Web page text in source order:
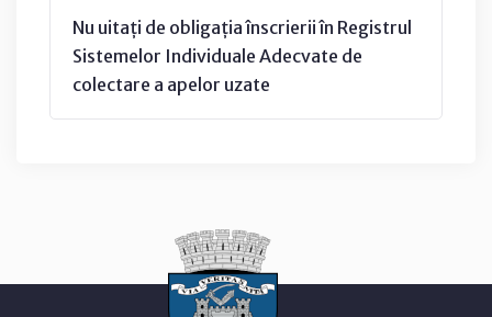
Nu uitați de obligația înscrierii în Registrul
Sistemelor Individuale Adecvate de
colectare a apelor uzate